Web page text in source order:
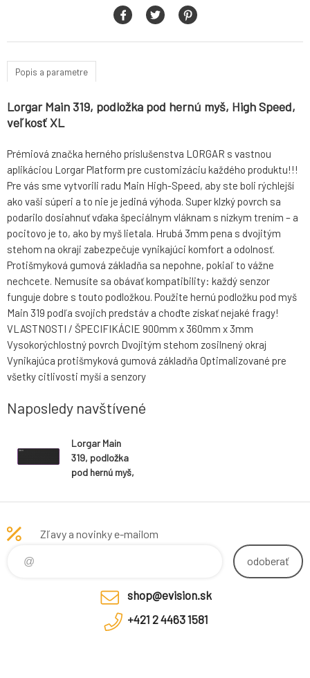
Popis a parametre
Lorgar Main 319, podložka pod hernú myš, High Speed,
veľkosť XL
Prémiová značka herného príslušenstva LORGAR s vastnou
aplikáciou Lorgar Platform pre customizáciu každého produktu!!!
Pre vás sme vytvorili radu Main High-Speed, aby ste boli rýchlejší
ako vaši súperi a to nie je jediná výhoda. Super klzký povrch sa
podarilo dosiahnuť vďaka špeciálnym vláknam s nízkym trením – a
pocitovo je to, ako by myš lietala. Hrubá 3mm pena s dvojitým
stehom na okraji zabezpečuje vynikajúci komfort a odolnosť.
Protišmyková gumová základňa sa nepohne, pokiaľ to vážne
nechcete. Nemusíte sa obávať kompatibility: každý senzor
funguje dobre s touto podložkou. Použite hernú podložku pod myš
Main 319 podľa svojich predstáv a choďte získať nejaké fragy!
VLASTNOSTI / ŠPECIFIKÁCIE 900mm x 360mm x 3mm
Vysokorýchlostný povrch Dvojitým stehom zosilnený okraj
Vynikajúca protišmyková gumová základňa Optimalizované pre
všetky citlivosti myší a senzory
Naposledy navštívené
Lorgar Main
319, podložka
pod hernú myš,
veľkosť XL
Zľavy a novinky e-mailom
odoberať
shop@evision.sk
+421 2 4463 1581